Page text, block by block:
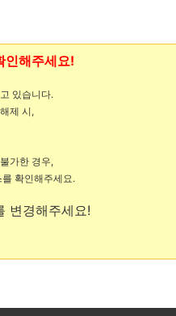
인해주세요!
있습니다.
제 시,
가한 경우,
확인해주세요.
변경해주세요!